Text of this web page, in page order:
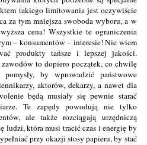
takiego limitowania jest oczywiście
za tym mniejsza swoboda wyboru, a w
cena! Wszystkie te ograniczenia
– konsumentów – interesie! Nie wiem
produkty tańsze i lepszej jakości.
to dopiero początek, co chwilę
by wprowadzić państwowe
aktorów, dekarzy, a nawet dla
będą musiały się pewnie starać
Te zapędy powodują nie tylko
ale także rozciągają urzędniczą
ludzi, która musi tracić czas i energię by
przy okazji stosy papieru, by stać